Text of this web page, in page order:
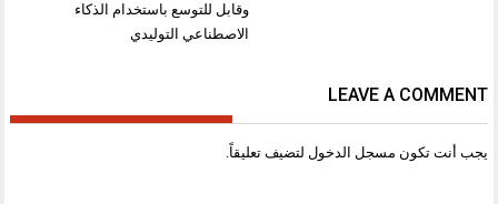
وقابل للتوسع باستخدام الذكاء
الاصطناعي التوليدي
LEAVE A COMMENT
يجب أنت تكون مسجل الدخول لتضيف تعليقاً.